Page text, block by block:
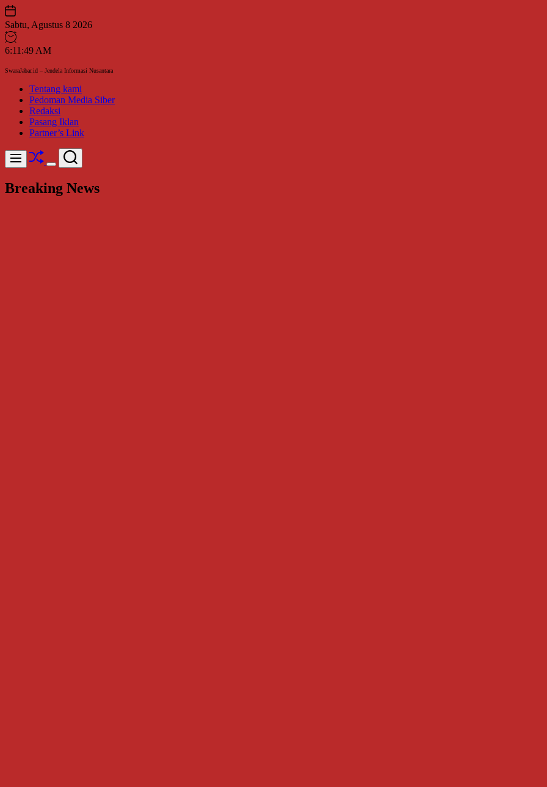
Skip
to
content
Sabtu, Agustus 8 2026
6:11 :50 AM
SwaraJabar.id – Jendela Informasi Nusantara
Tentang kami
Pedoman Media Siber
Redaksi
Pasang Iklan
Partner’s Link
Menu Shuffle
Switch
mode
Search
Breaking News